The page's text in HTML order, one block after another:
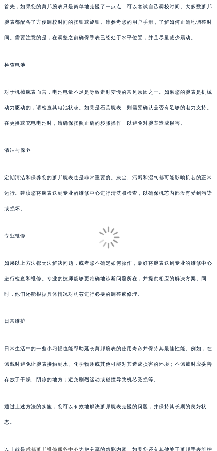
首先，如果您的萧邦腕表只是简单地走慢了一点点，可以尝试自己调校时间。大多数萧邦
腕表都配备了方便调校时间的按钮或旋钮。请参考您的用户手册，了解如何正确地调整时
间。需要注意的是，在调整之前确保手表已经处于水平位置，并且尽量减少震动。
检查电池
对于机械腕表而言，电池电量不足是导致走时变慢的常见原因之一。如果您的腕表是机械
动力驱动的，请检查其电池状态。如果是石英腕表，则需要确认是否有足够的电力支持。
在更换或充电电池时，请确保按照正确的步骤操作，以避免对腕表造成损害。
清洁与保养
定期清洁和保养您的萧邦腕表也是非常重要的。灰尘、污垢和湿气都可能影响机芯的正常
运行。建议您将腕表送到专业的维修中心进行清洗和检查，以确保机芯内部没有受到污染
或损坏。
专业维修
如果以上方法都无法解决问题，或者您不确定如何操作，最好将腕表送到专业的维修中心
进行检查和维修。专业的技师能够更准确地诊断问题所在，并提供相应的解决方案。同
时，他们还能根据具体情况对机芯进行必要的调整或修理。
日常维护
日常生活中的一些小习惯也能帮助延长萧邦腕表的使用寿命并保持其最佳性能。例如，在
佩戴时避免让腕表接触到水、化学物质或其他可能对其造成损害的环境；不佩戴时应妥善
存放于干燥、阴凉的地方；避免剧烈运动或碰撞导致机芯受损等。
通过上述方法的实施，您可以有效地解决萧邦腕表走慢的问题，并保持其长期的良好状
态。
以上就是 成都萧邦维修服务中心为您分享的精彩内容。如果您还有其他关于萧邦手表维护